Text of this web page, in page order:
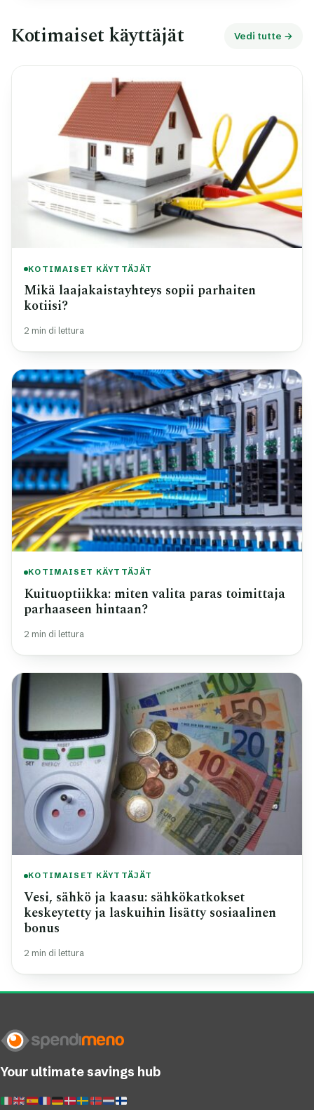
Kotimaiset käyttäjät Vedi tutte →
KOTIMAISET KÄYTTÄJÄT
Mikä laajakaistayhteys sopii parhaiten
kotiisi?
2 min di lettura
KOTIMAISET KÄYTTÄJÄT
Kuituoptiikka: miten valita paras toimittaja
parhaaseen hintaan?
2 min di lettura
KOTIMAISET KÄYTTÄJÄT
Vesi, sähkö ja kaasu: sähkökatkokset
keskeytetty ja laskuihin lisätty sosiaalinen
bonus
2 min di lettura
Your ultimate savings hub